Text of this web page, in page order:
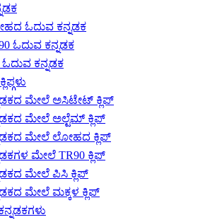
ಓದುವ ಕನ್ನಡಕ
ಓದುವ ಕನ್ನಡಕ
ಕನ್ನಡಕ
ಮೇಲೆ ಅಸಿಟೇಟ್ ಕ್ಲಿಪ್
ಮೇಲೆ ಅಲ್ಟೆಮ್ ಕ್ಲಿಪ್
ಮೇಲೆ ಲೋಹದ ಕ್ಲಿಪ್
ಮೇಲೆ TR90 ಕ್ಲಿಪ್
ಮೇಲೆ ಪಿಸಿ ಕ್ಲಿಪ್
ಮೇಲೆ ಮಕ್ಕಳ ಕ್ಲಿಪ್